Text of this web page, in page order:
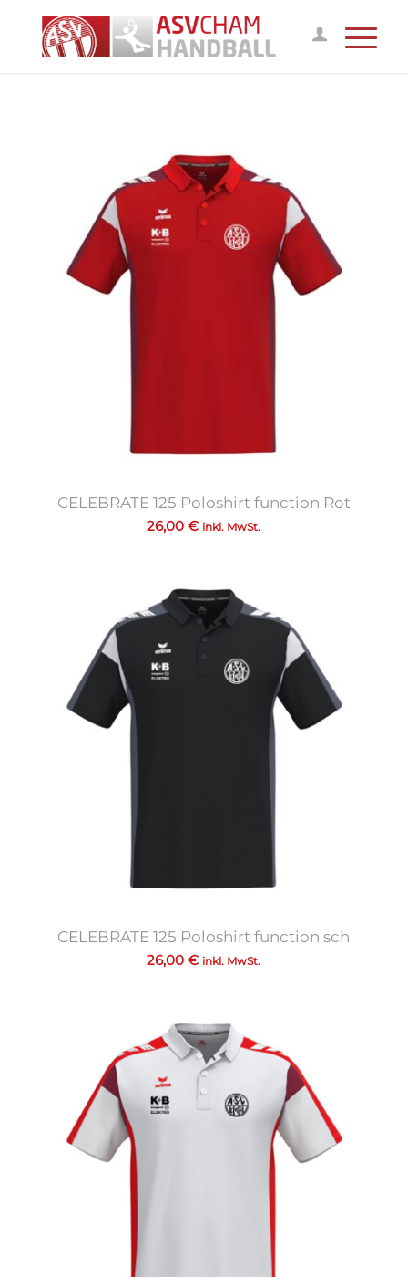
CELEBRATE 125 Poloshirt function Rot
26,00€ inkl. MwSt.
CELEBRATE 125 Poloshirt function sch
26,00€ inkl. MwSt.